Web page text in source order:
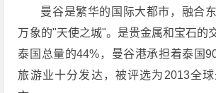
曼谷是繁华的国际大都市，融合
万象的"天使之城"。是贵金属和宝石的
泰国总量的44%，曼谷港承担着泰国
旅游业十分发达，被评选为2013全